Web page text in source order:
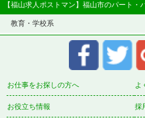
【福山求人ポストマン】福山市のパート
教育・学校系
お仕事をお探しの方へ よ
お役立ち情報 採